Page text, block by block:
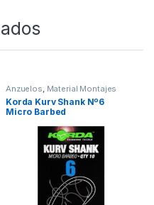
Anzuelos, Material Montajes
Korda Kurv Shank Nº6
Micro Barbed